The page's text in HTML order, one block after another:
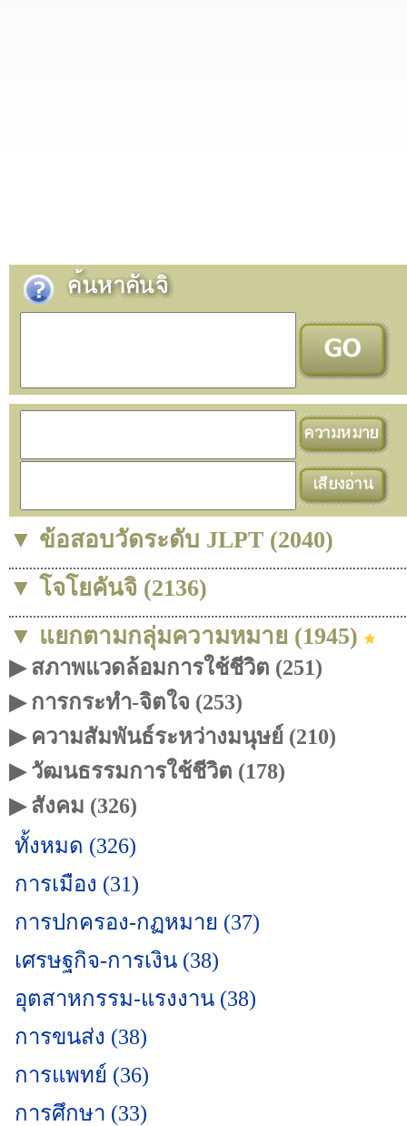
▼ ข้อสอบวัดระดับ JLPT (2040)
▼ โจโยคันจิ (2136)
▼ แยกตามกลุ่มความหมาย (1945)
▶ สภาพแวดล้อมการใช้ชีวิต (251)
▶ การกระทำ-จิตใจ (253)
▶ ความสัมพันธ์ระหว่างมนุษย์ (210)
▶ วัฒนธรรมการใช้ชีวิต (178)
▶ สังคม (326)
ทั้งหมด (326)
การเมือง (31)
การปกครอง-กฏหมาย (37)
เศรษฐกิจ-การเงิน (38)
อุตสาหกรรม-แรงงาน (38)
การขนส่ง (38)
การแพทย์ (36)
การศึกษา (33)